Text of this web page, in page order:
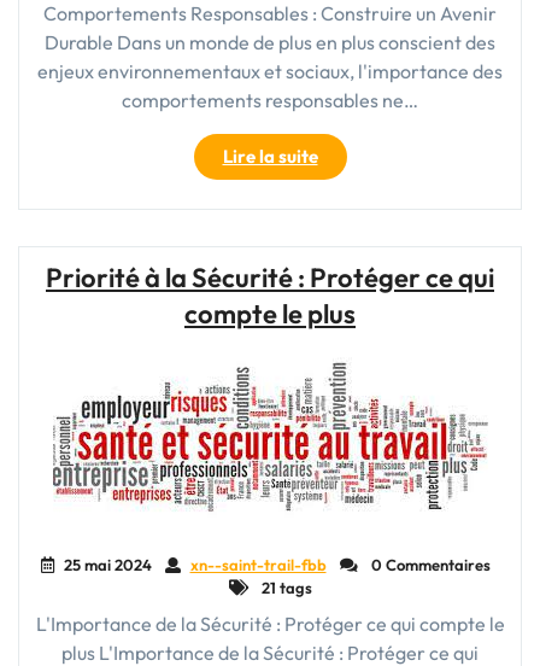
Comportements Responsables : Construire un Avenir
Durable Dans un monde de plus en plus conscient des
enjeux environnementaux et sociaux, l'importance des
comportements responsables ne…
Lire la suite"Vers
un
Avenir
Agir
Responsablement
Priorité à la Sécurité : Protéger ce qui
compte le plus
25 mai 2024 xn--saint-trail-fbb
0 Commentaires
21 tags
L'Importance de la Sécurité : Protéger ce qui compte le
plus L'Importance de la Sécurité : Protéger ce qui